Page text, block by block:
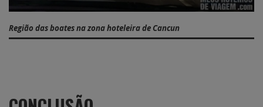
Região das boates na zona hoteleira de Cancun